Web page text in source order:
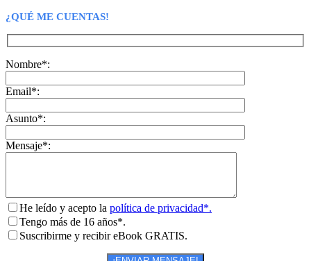
¿QUÉ ME CUENTAS!
Nombre*:
Email*:
Asunto*:
Mensaje*:
He leído y acepto la política de privacidad*.
Tengo más de 16 años*.
Suscribirme y recibir eBook GRATIS.